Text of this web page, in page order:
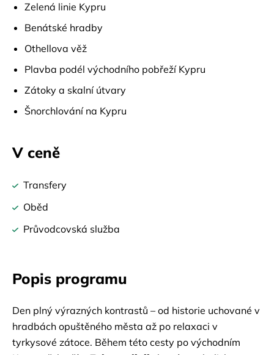
Zelená linie Kypru
Benátské hradby
Othellova věž
Plavba podél východního pobřeží Kypru
Zátoky a skalní útvary
Šnorchlování na Kypru
V ceně
Transfery
Oběd
Průvodcovská služba
Popis programu
Den plný výrazných kontrastů – od historie uchované v
hradbách opuštěného města až po relaxaci v
tyrkysové zátoce. Během této cesty po východním